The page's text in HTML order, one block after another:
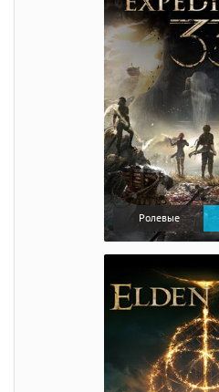
Ролевые